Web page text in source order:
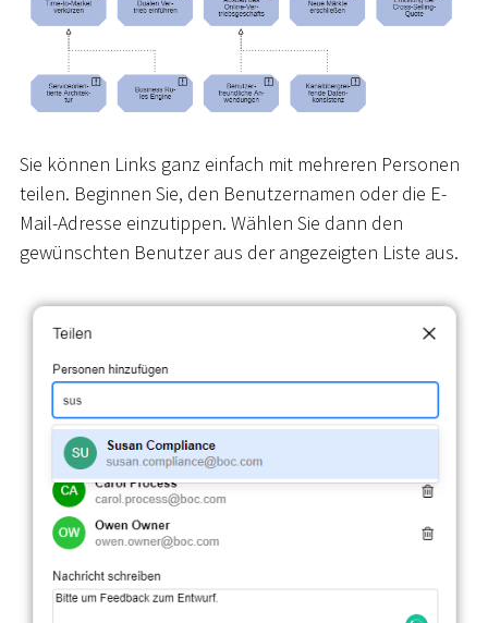
Sie können Links ganz einfach mit mehreren Personen
teilen. Beginnen Sie, den Benutzernamen oder die E-
Mail-Adresse einzutippen. Wählen Sie dann den
gewünschten Benutzer aus der angezeigten Liste aus.